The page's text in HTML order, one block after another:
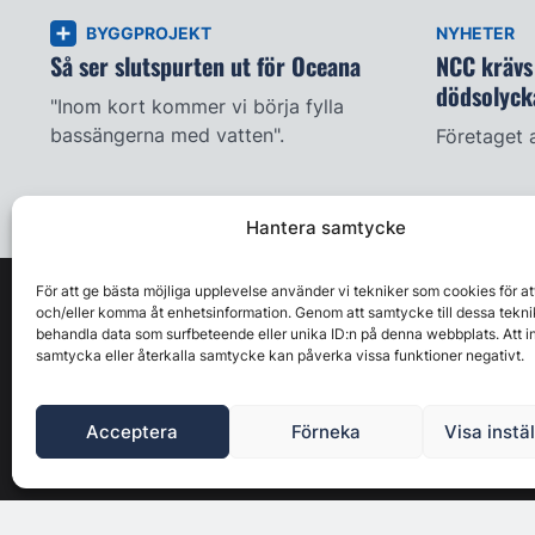
Hantera samtycke
För att ge bästa möjliga upplevelse använder vi tekniker som cookies för
och/eller komma åt enhetsinformation. Genom att samtycke till dessa
behandla data som surfbeteende eller unika ID:n på denna webbplats. Att
samtycka eller återkalla samtycke kan påverka vissa funktioner negativt.
Acceptera Förneka Visa
BYGGPROJEKT
Så ser slutspurten ut för Oceana
"Inom kort kommer vi börja fylla
bassängerna med vatten".
NYHETER
NCC
Företaget